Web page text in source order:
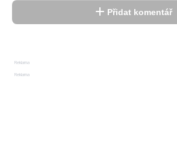
Přidat komentář
Reklama
Reklama